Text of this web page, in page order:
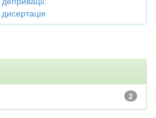
дисертація
2